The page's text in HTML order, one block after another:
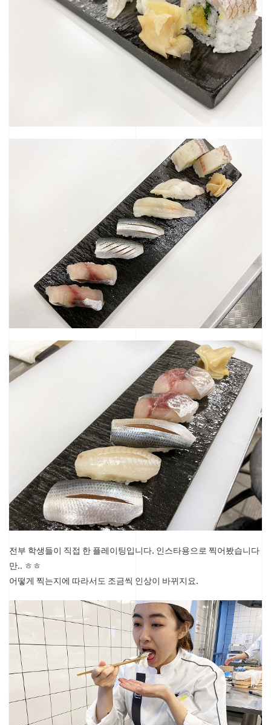
전부 학생들이 직접 한 플레이팅입니다. 인스타용으로 찍어봤습니다
만.. ㅎㅎ
어떻게 찍는지에 따라서도 조금씩 인상이 바뀌지요.